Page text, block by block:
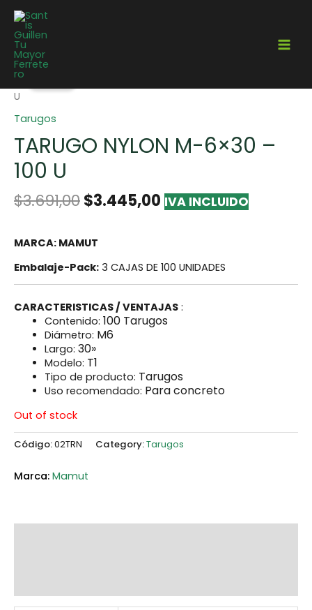
U
Tarugos
TARUGO NYLON M-6×30 –
100 U
$3.691,00$3.445,00 IVA INCLUIDO
MARCA: MAMUT
Embalaje-Pack: 3 CAJAS DE 100 UNIDADES
CARACTERISTICAS / VENTAJAS :
Contenido: 100 Tarugos
Diámetro: M6
Largo: 30»
Modelo: T1
Tipo de producto: Tarugos
Uso recomendado: Para concreto
Out of stock
Código:02TRN Category:Tarugos
Mamut